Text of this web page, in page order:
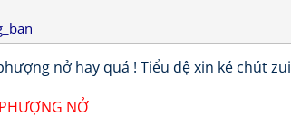
nở hay quá ! Tiểu đệ xin ké chút zui
NỞ